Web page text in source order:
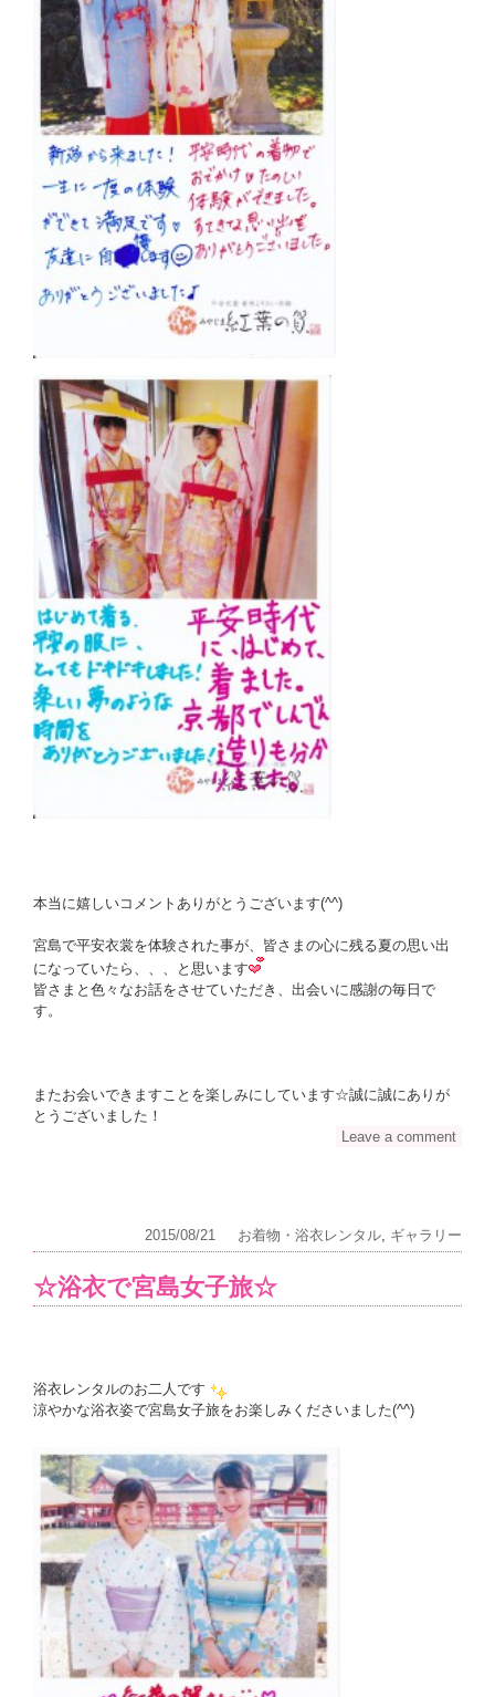
本当に嬉しいコメントありがとうございます(^^)
宮島で平安衣裳を体験された事が、皆さまの心に残る夏の思い出
になっていたら、、、と思います
皆さまと色々なお話をさせていただき、出会いに感謝の毎日で
す。
またお会いできますことを楽しみにしています☆誠に誠にありが
とうございました！
Leave a comment
2015/08/21 お着物・浴衣レンタル, ギャラリー
☆浴衣で宮島女子旅☆
浴衣レンタルのお二人です
涼やかな浴衣姿で宮島女子旅をお楽しみくださいました(^^)